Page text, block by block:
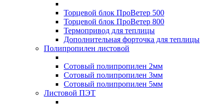
Торцевой блок ПроВетер 500
Торцевой блок ПроВетер 800
Термопривод для теплицы
Дополнительная форточка для теплицы
Полипропилен листовой
Сотовый полипропилен 2мм
Сотовый полипропилен 3мм
Сотовый полипропилен 5мм
Листовой ПЭТ